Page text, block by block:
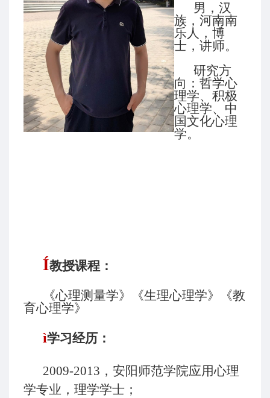
男，汉
族，河南南
乐人，博
士，讲师。
研究方
向：哲学心
理学、积极
心理学、中
国文化心理
学。
Í教授课程：
《心理测量学》《生理心理学》《教
育心理学》
ì学习经历：
2009-2013，安阳师范学院应用心理
学专业，理学学士；